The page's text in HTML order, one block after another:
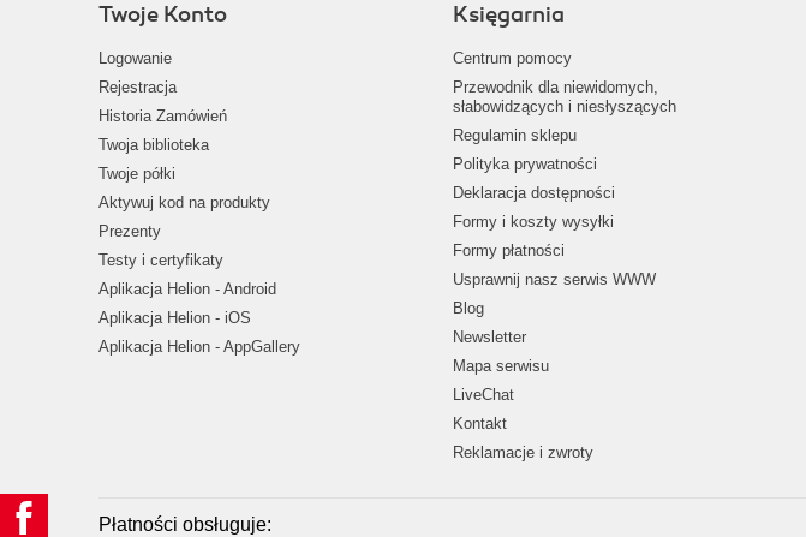
Twoje Konto
Logowanie
Rejestracja
Historia Zamówień
Twoja biblioteka
Twoje półki
Aktywuj kod na produkty
Prezenty
Testy i certyfikaty
Aplikacja Helion - Android
Aplikacja Helion - iOS
Aplikacja Helion - AppGallery
Księgarnia
Centrum pomocy
Przewodnik dla niewidomych,
słabowidzących i niesłyszących
Regulamin sklepu
Polityka prywatności
Deklaracja dostępności
Formy i koszty wysyłki
Formy płatności
Usprawnij nasz serwis WWW
Blog
Newsletter
Mapa serwisu
LiveChat
Kontakt
Reklamacje i zwroty
Płatności obsługuje: